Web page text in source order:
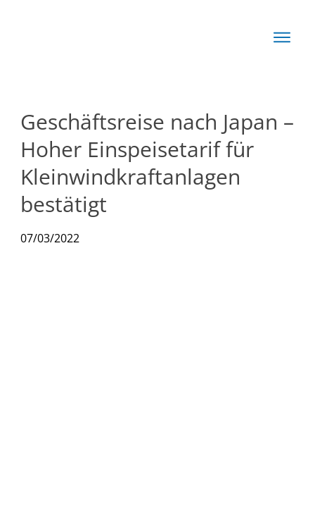
Geschäftsreise nach Japan –
Hoher Einspeisetarif für
Kleinwindkraftanlagen
bestätigt
07/03/2022